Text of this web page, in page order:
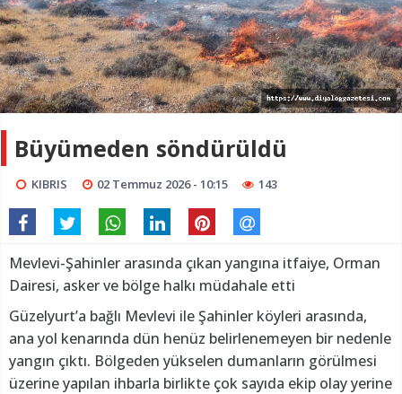
Büyümeden söndürüldü
KIBRIS 02 Temmuz 2026 - 10:15 143
Mevlevi-Şahinler arasında çıkan yangına itfaiye, Orman
Dairesi, asker ve bölge halkı müdahale etti
Güzelyurt’a bağlı Mevlevi ile Şahinler köyleri arasında,
ana yol kenarında dün henüz belirlenemeyen bir nedenle
yangın çıktı. Bölgeden yükselen dumanların görülmesi
üzerine yapılan ihbarla birlikte çok sayıda ekip olay yerine